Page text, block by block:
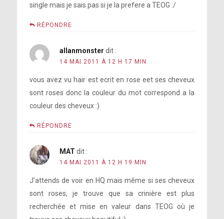
single mais je sais pas si je la prefere a TEOG :/
RÉPONDRE
allanmonster dit :
14 MAI 2011 À 12 H 17 MIN
vous avez vu hair est ecrit en rose eet ses cheveux
sont roses donc la couleur du mot correspond a la
couleur des cheveux :)
RÉPONDRE
MAT dit :
14 MAI 2011 À 12 H 19 MIN
J’attends de voir en HQ mais même si ses cheveux
sont roses, je trouve que sa crinière est plus
recherchée et mise en valeur dans TEOG où je